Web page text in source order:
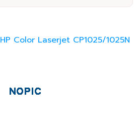
Color Laserjet CP1025/1025N